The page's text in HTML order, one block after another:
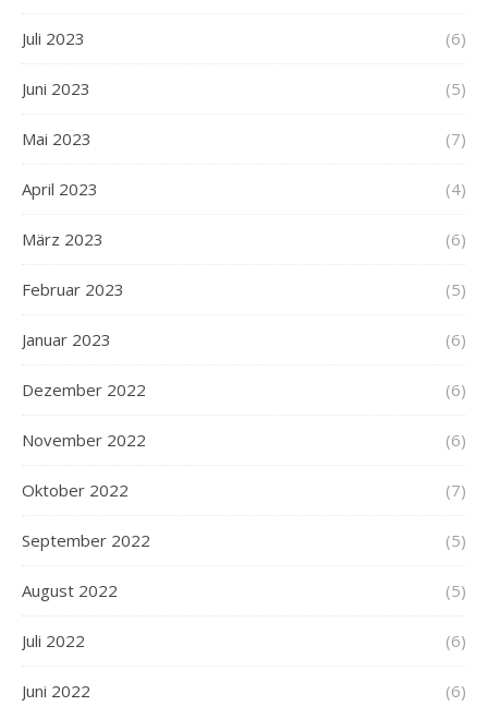
Juli 2023 (6)
Juni 2023 (5)
Mai 2023 (7)
April 2023 (4)
März 2023 (6)
Februar 2023 (5)
Januar 2023 (6)
Dezember 2022 (6)
November 2022 (6)
Oktober 2022 (7)
September 2022 (5)
August 2022 (5)
Juli 2022 (6)
Juni 2022 (6)